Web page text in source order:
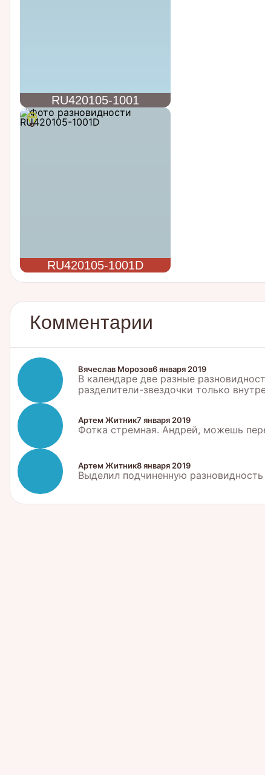
RU420105-1001
RU420105-1001D
Комментарии
Вячеслав Морозов6 января 2019
В календаре две разные
разделители-звездочки только
Артем Житник7 января 2019
Фотка стремная. Андрей, можешь
Артем Житник8 января 2019
Выделил подчиненную разновидность